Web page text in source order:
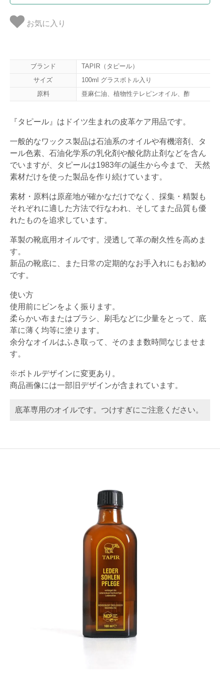
お気に入り
ブランド
TAPIR（タピール）
サイズ
100ml グラスボトル入り
原料
亜麻仁油、植物性テレピンオイル、酢
『タピール』はドイツ生まれの皮革ケア用品です。
一般的なワックス製品は石油系のオイルや有機溶剤、タ
ール色素、石油化学系の乳化剤や酸化防止剤などを含ん
でいますが、タピールは1983年の誕生から今まで、 天然
素材だけを使った製品を作り続けています。
素材・原料は原産地が確かなだけでなく、採集・精製も
それぞれに適した方法で行なわれ、そしてまた品質も優
れたものを追求しています。
革製の靴底用オイルです。浸透して革の耐久性を高めま
す。
新品の靴底に、また日常の定期的なお手入れにもお勧め
です。
使い方
使用前にビンをよく振ります。
柔らかい布またはブラシ、刷毛などに少量をとって、底
革に薄く均等に塗ります。
余分なオイルはふき取って、そのまま数時間なじませま
す。
※ボトルデザインに変更あり。
商品画像には一部旧デザインが含まれています。
底革専用のオイルです。つけすぎにご注意ください。